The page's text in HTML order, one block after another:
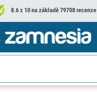
8.6 z 10 na základě 79708 recenze